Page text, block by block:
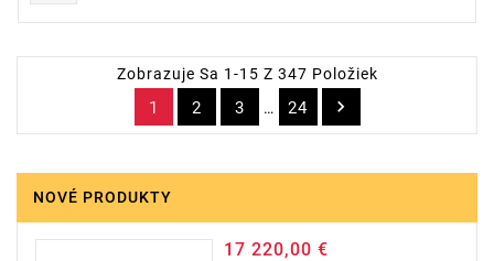
Zobrazuje Sa 1-15 Z 347 Položiek
1 2 3 … 24 
NOVÉ PRODUKTY
17 220,00 €Cena